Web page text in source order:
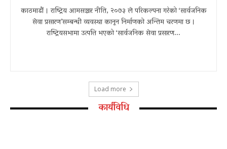
काठमाडाैं । राष्ट्रिय आमसञ्चार नीति, २०७३ ले परिकल्पना गरेको ‘सार्वजनिक
सेवा प्रसारण’सम्बन्धी व्यवस्था कानून निर्माणको अन्तिम चरणमा छ ।
राष्ट्रियसभामा उत्पत्ति भएको ‘सार्वजनिक सेवा प्रसारण...
Load more
कार्यविधि